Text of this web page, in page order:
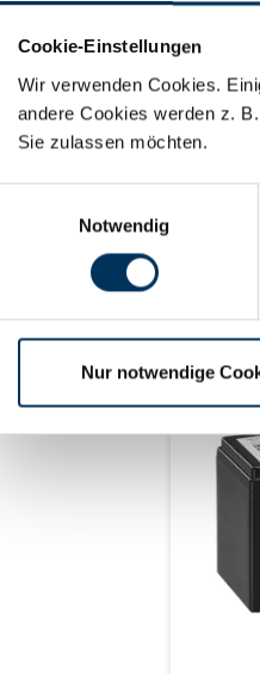
Cookie-Einstellungen
Wir verwenden Cookies.
andere Cookies werden z.
Sie zulassen möchten.
Notwendig
Nur notwendige
12,8 V
Spitzen
Spitzen
M8
max. 10
Für